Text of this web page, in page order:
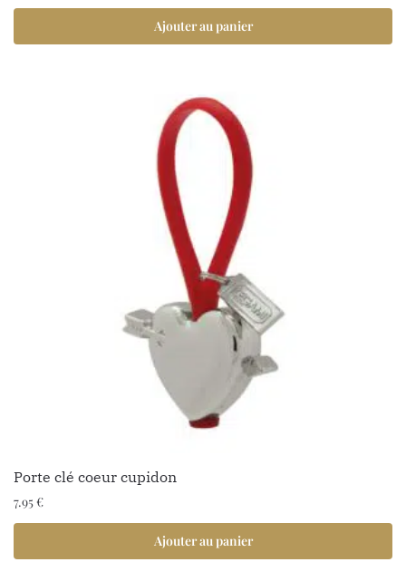
Ajouter au panier
Porte clé coeur cupidon
7.95€
Ajouter au panier